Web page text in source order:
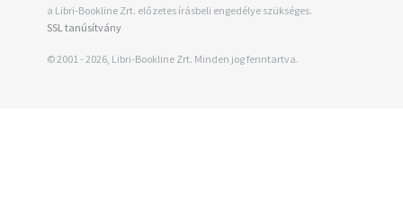
a Libri-Bookline Zrt. előzetes írásbeli engedélye szükséges.
SSL tanúsítvány
© 2001 - 2026, Libri-Bookline Zrt. Minden jog fenntartva.